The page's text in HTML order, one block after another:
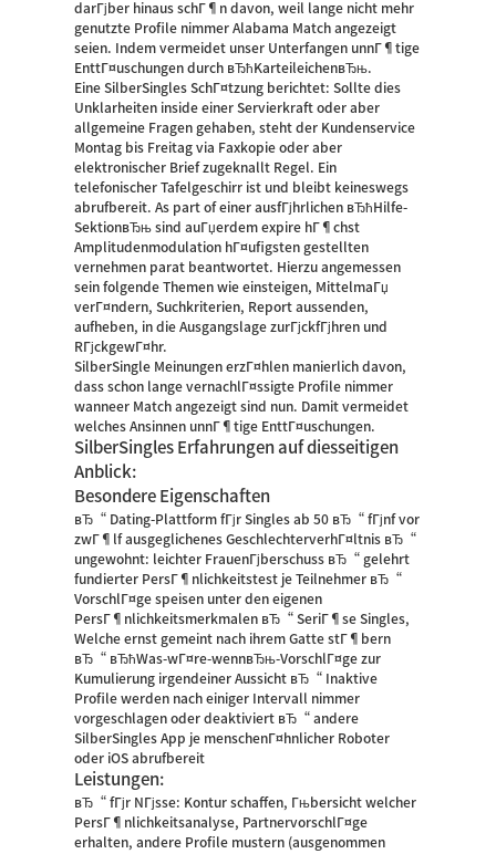
darГјber hinaus schГ¶n davon, weil lange nicht mehr
genutzte Profile nimmer Alabama Match angezeigt
seien. Indem vermeidet unser Unterfangen unnГ¶tige
EnttГ¤uschungen durch вЂћKarteileichenвЂњ.
Eine SilberSingles SchГ¤tzung berichtet: Sollte dies
Unklarheiten inside einer Servierkraft oder aber
allgemeine Fragen gehaben, steht der Kundenservice
Montag bis Freitag via Faxkopie oder aber
elektronischer Brief zugeknallt Regel. Ein
telefonischer Tafelgeschirr ist und bleibt keineswegs
abrufbereit. As part of einer ausfГјhrlichen вЂћHilfe-
SektionвЂњ sind auГџerdem expire hГ¶chst
Amplitudenmodulation hГ¤ufigsten gestellten
vernehmen parat beantwortet. Hierzu angemessen
sein folgende Themen wie einsteigen, MittelmaГџ
verГ¤ndern, Suchkriterien, Report aussenden,
aufheben, in die Ausgangslage zurГјckfГјhren und
RГјckgewГ¤hr.
SilberSingle Meinungen erzГ¤hlen manierlich davon,
dass schon lange vernachlГ¤ssigte Profile nimmer
wanneer Match angezeigt sind nun. Damit vermeidet
welches Ansinnen unnГ¶tige EnttГ¤uschungen.
SilberSingles Erfahrungen auf diesseitigen
Anblick:
Besondere Eigenschaften
вЂ“ Dating-Plattform fГјr Singles ab 50 вЂ“ fГјnf vor
zwГ¶lf ausgeglichenes GeschlechterverhГ¤ltnis вЂ“
ungewohnt: leichter FrauenГјberschuss вЂ“ gelehrt
fundierter PersГ¶nlichkeitstest je Teilnehmer вЂ“
VorschlГ¤ge speisen unter den eigenen
PersГ¶nlichkeitsmerkmalen вЂ“ SeriГ¶se Singles,
Welche ernst gemeint nach ihrem Gatte stГ¶bern
вЂ“ вЂћWas-wГ¤re-wennвЂњ-VorschlГ¤ge zur
Kumulierung irgendeiner Aussicht вЂ“ Inaktive
Profile werden nach einiger Intervall nimmer
vorgeschlagen oder deaktiviert вЂ“ andere
SilberSingles App je menschenГ¤hnlicher Roboter
oder iOS abrufbereit
Leistungen:
вЂ“ fГјr NГјsse: Kontur schaffen, Гњbersicht welcher
PersГ¶nlichkeitsanalyse, PartnervorschlГ¤ge
erhalten, andere Profile mustern (ausgenommen